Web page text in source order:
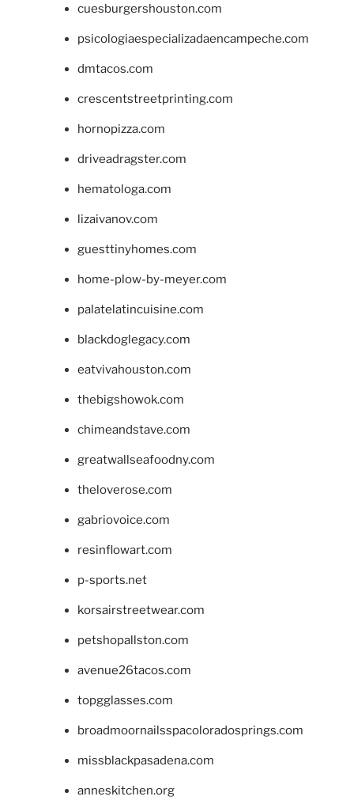
cuesburgershouston.com
psicologiaespecializadaencampeche.com
dmtacos.com
crescentstreetprinting.com
hornopizza.com
driveadragster.com
hematologa.com
lizaivanov.com
guesttinyhomes.com
home-plow-by-meyer.com
palatelatincuisine.com
blackdoglegacy.com
eatvivahouston.com
thebigshowok.com
chimeandstave.com
greatwallseafoodny.com
theloverose.com
gabriovoice.com
resinflowart.com
p-sports.net
korsairstreetwear.com
petshopallston.com
avenue26tacos.com
topgglasses.com
broadmoornailsspacoloradosprings.com
missblackpasadena.com
anneskitchen.org